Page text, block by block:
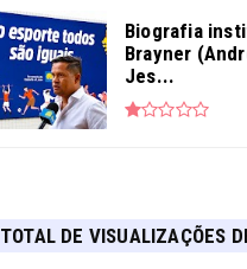
Biografia
Brayner
Jes...
TOTAL DE VISUALIZAÇÕES